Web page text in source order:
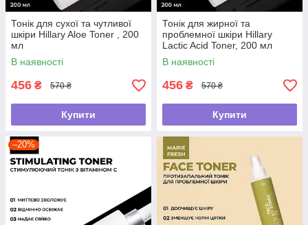
Тонік для сухої та чутливої
шкіри Hillary Aloe Toner , 200
мл
В наявності
456 ₴ 570 ₴
Купити
Тонік для жирної та
проблемної шкіри Hillary
Lactic Aсid Toner, 200 мл
В наявності
456 ₴ 570 ₴
Купити
–20%